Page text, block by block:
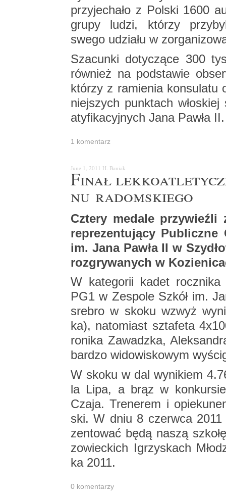
przy­je­cha­ło z Pol­ski 1600
grupy ludzi, któ­rzy
swego udzia­łu w
Sza­cun­ki do­ty­czą­ce 300
rów­nież na pod­sta­wie
któ­rzy z ra­mie­nia
niej­szych punk­tach
aty­fi­ka­cyj­nych Jana Pawła II.
1 ko­men­tarz
June 1, 2011 H. Ba­niak
Finał
nu ra­dom­skie­go
Czte­ry me­da­le
re­pre­zen­tu­ją­cy
im. Jana Pawła II w
roz­gry­wa­nych w
W ka­te­go­rii kadet
PG1 w Ze­spo­le Szkół im.
sre­bro w skoku wzwyż
ka), na­to­miast szta­fe­ta
ro­ni­ka Za­wadz­ka,
bar­dzo wi­do­wi­sko­wym
W skoku w dal wy­ni­kiem
la Lipa, a brąz w kon­kur­sie
Czaja. Tre­ne­rem i
ski. W dniu 8 czerw­ca
zen­to­wać będą naszą
zo­wiec­kich Igrzy­skach
ka 2011.
0 ko­men­ta­rzy